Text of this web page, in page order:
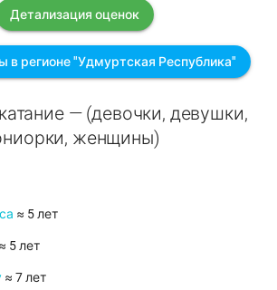
Детализация оценок
в регионе "Удмуртская Республика"
— (девочки, девушки,
женщины)
≈ 5 лет
≈ 5 лет
≈ 7 лет